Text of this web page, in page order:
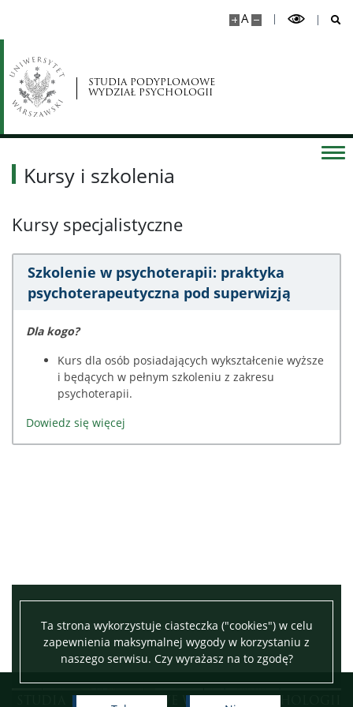
Ta strona wykorzystuje ciasteczka ("cookies") w celu
zapewnienia maksymalnej wygody w korzystaniu z
naszego serwisu. Czy wyrażasz na to zgodę?
A
STUDIA PODYPLOMOWE
WYDZIAŁ PSYCHOLOGII
Kursy i szkolenia
Kursy specjalistyczne
Szkolenie w psychoterapii: praktyka
psychoterapeutyczna pod superwizją
Dla kogo?
Kurs dla osób posiadających wykształcenie wyższe
i będących w pełnym szkoleniu z zakresu
psychoterapii.
Dowiedz się więcej
Leaflet|©OpenStreetMapcontributors
STUDIA PODYPLOMOWE WYDZIAŁ PSYCHOLOGII